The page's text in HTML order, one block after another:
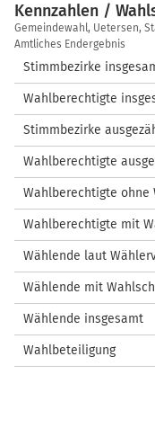
Kennzahlen /
Kennzahlen
/
Wahlstatistik
Gemeindewahl, Uetersen,
Amtliches Endergebnis
Stimmbezirke
Wahlberechtigte
Stimmbezirke
Wahlberechtigte
Wahlberechtigte ohne
Wahlberechtigte mit
Wählende laut
Wählende mit
Wählende insgesamt
Wahlbeteiligung